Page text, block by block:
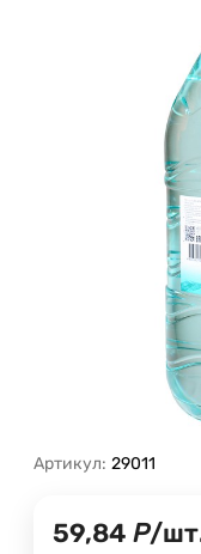
Артикул: 29011
59,84 Р/